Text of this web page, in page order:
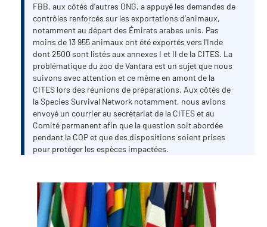
FBB, aux côtés d’autres ONG, a appuyé les demandes de
contrôles renforcés sur les exportations d’animaux,
notamment au départ des Émirats arabes unis. Pas
moins de 13 955 animaux ont été exportés vers l'Inde
dont 2500 sont listés aux annexes I et II de la CITES. La
problématique du zoo de Vantara est un sujet que nous
suivons avec attention et ce même en amont de la
CITES lors des réunions de préparations. Aux côtés de
la Species Survival Network notamment, nous avions
envoyé un courrier au secrétariat de la CITES et au
Comité permanent afin que la question soit abordée
pendant la COP et que des dispositions soient prises
pour protéger les espèces impactées.